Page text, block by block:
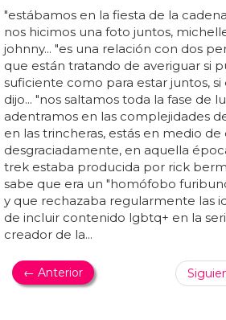
"estábamos en la fiesta de la
nos hicimos una foto juntos,
johnny... "es una relación con dos
que están tratando de averiguar si
suficiente como para estar juntos, si
dijo... "nos saltamos toda la fase de
adentramos en las complejidades
en las trincheras, estás en medio de
desgraciadamente, en aquella
trek estaba producida por rick
sabe que era un "homófobo
y que rechazaba regularmente las
de incluir contenido lgbtq+ en la
creador de la...
← Anterior